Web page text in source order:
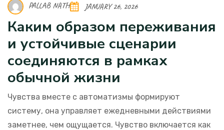
PALLAB NATH JANUARY 26, 2026
Каким образом переживания
и устойчивые сценарии
соединяются в рамках
обычной жизни
Чувства вместе с автоматизмы формируют
систему, она управляет ежедневными действиями
заметнее, чем ощущается. Чувство включается как